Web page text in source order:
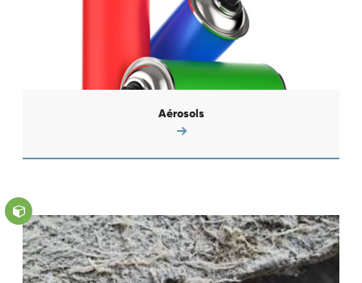
Aérosols